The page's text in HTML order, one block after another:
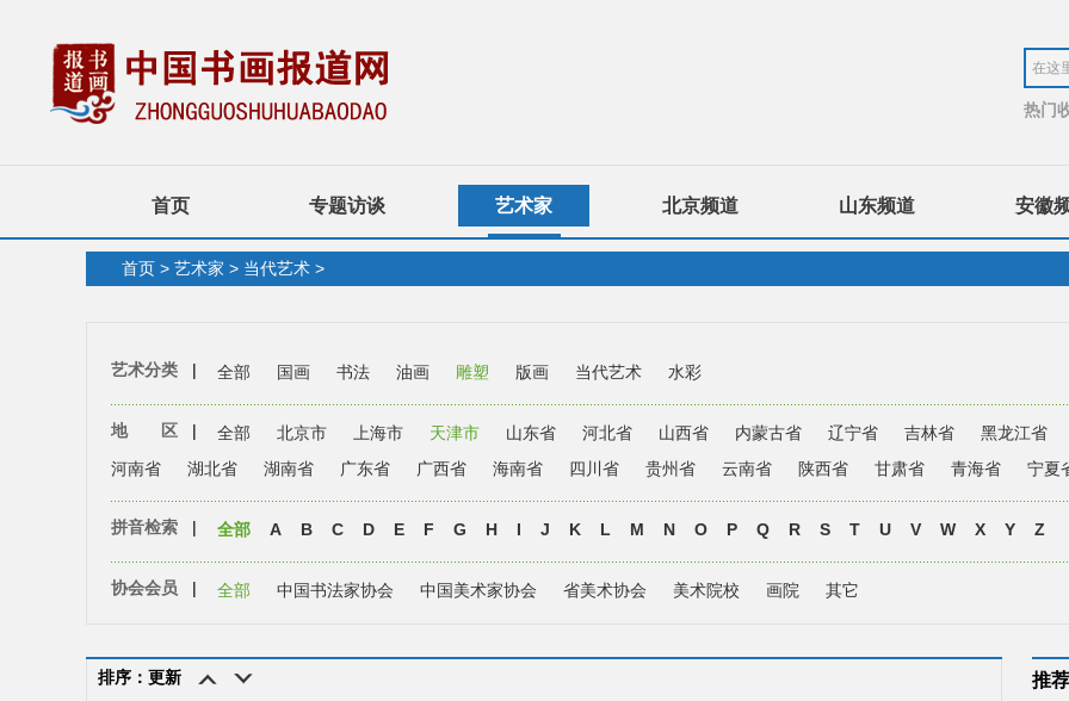
热门
首页 专题访谈 艺术家 北京频道 山东频道 安徽
首页 > 艺术家 > 当代艺术 >
艺术分类 | 全部 国画 书法 油画 雕塑 版画 当代艺术 水彩
地 区 | 全部 北京市 上海市 天津市 山东省 河北省 山西省 内蒙古省 辽宁省 吉林省 黑龙江省
河南省
湖北省 湖南省 广东省 广西省 海南省 四川省 贵州省 云南省 陕西省 甘肃省 青海省 宁夏
拼音检索 | 全部 A B C D E F G H I J K L M N O P Q R S T U V W X Y Z
协会会员 | 全部 中国书法家协会 中国美术家协会 省美术协会 美术院校 画院 其它
排序：更新 推